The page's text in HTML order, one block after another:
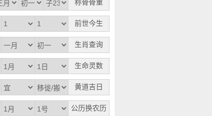
称骨骨重
前世今生
生肖查询
生命灵数
黄道吉日
公历换农历